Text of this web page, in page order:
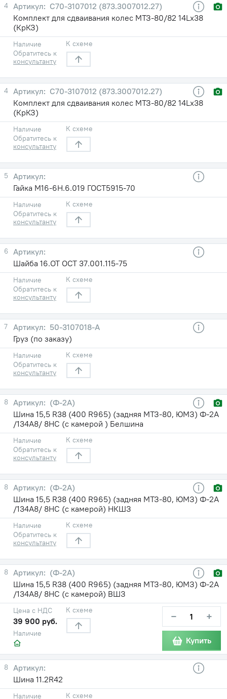
4
С70-3107012 (873.3007012.27)
Комплект для сдваивания колес МТЗ-80/82 14Lх38
(КрКЗ)
Наличие
Обратитесь к
консультанту
К схеме
4
С70-3107012 (873.3007012.27)
Комплект для сдваивания колес МТЗ-80/82 14Lх38
(КрКЗ)
Наличие
Обратитесь к
консультанту
К схеме
5
Гайка М16-6Н.6.019 ГОСТ5915-70
Наличие
Обратитесь к
консультанту
К схеме
6
Шайба 16.ОТ ОСТ 37.001.115-75
Наличие
Обратитесь к
консультанту
К схеме
7
50-3107018-А
Груз (по заказу)
Наличие
Обратитесь к
консультанту
К схеме
8
(Ф-2А)
Шина 15,5 R38 (400 R965) (задняя МТЗ-80, ЮМЗ) Ф-2А
/134A8/ 8НС (с камерой ) Белшина
Наличие
Обратитесь к
консультанту
К схеме
8
(Ф-2А)
Шина 15,5 R38 (400 R965) (задняя МТЗ-80, ЮМЗ) Ф-2А
/134A8/ 8НС (с камерой) НКШЗ
Наличие
Обратитесь к
консультанту
К схеме
8
(Ф-2А)
Шина 15,5 R38 (400 R965) (задняя МТЗ-80, ЮМЗ) Ф-2А
/134A8/ 8НС (с камерой) ВШЗ
Наличие
Цена с НДС
39 900 руб.
К схеме − +
Купить
8
Шина 11.2R42
Наличие К схеме